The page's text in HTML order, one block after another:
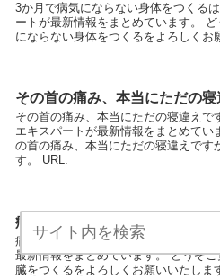
3か月で病気にならない身体をつくる
ートが最新情報をまとめています。
にならない身体をつくるをよろしく
その首の痛み、本当にただの寝
その首の痛み、本当にただの寝違えで
エキスパートが最新情報をまとめてい
の首の痛み、本当にただの寝違えです
す。 URL:
病気にならない内臓をつくる【
病気にならない内臓をつくるは、病気
最新情報をまとめています。 どうぞ
臓をつくるをよろしくお願いいたし